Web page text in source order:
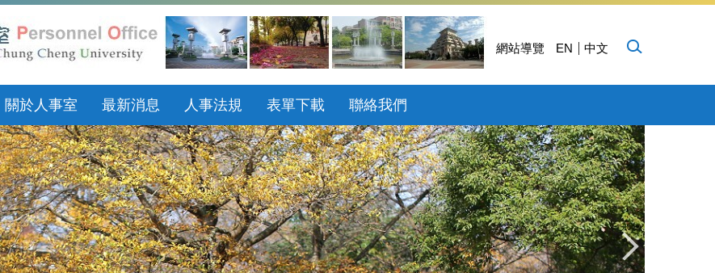
網站導覽 EN 中文
關於人事室 最新消息 人事法規 表單下載 聯絡我們